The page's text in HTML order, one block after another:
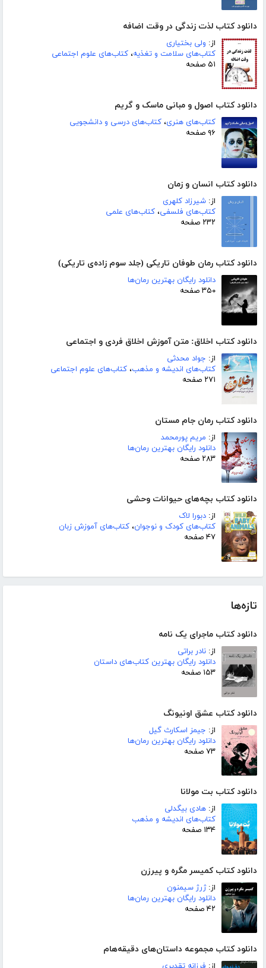
دانلود کتاب لذت زندگی در وقت اضافه
از: ولی بختیاری
کتاب‌های سلامت و تغذیه، کتاب‌های علوم اجتماعی
۵۱ صفحه
دانلود کتاب اصول و مبانی ماسک و گریم
کتاب‌های هنری، کتاب‌های درسی و دانشجویی
۹۶ صفحه
دانلود کتاب انسان و زمان
از: شیرزاد کلهری
کتاب‌های فلسفی، کتاب‌های علمی
۲۳۲ صفحه
دانلود کتاب رمان طوفان تاریکی (جلد سوم زاده‌ی تاریکی)
دانلود رایگان بهترین رمان‌ها
۳۵۰ صفحه
دانلود کتاب اخلاق: متن آموزش اخلاق فردی و اجتماعی
از: جواد محدثی
کتاب‌های اندیشه و مذهب، کتاب‌های علوم اجتماعی
۲۷۱ صفحه
دانلود کتاب رمان جام مستان
از: مریم پورمحمد
دانلود رایگان بهترین رمان‌ها
۲۸۳ صفحه
دانلود کتاب بچه‌های حیوانات وحشی
از: دبورا لاک
کتاب‌های کودک و نوجوان، کتاب‌های آموزش زبان
۴۷ صفحه
تازه‌ها
دانلود کتاب ماجرای یک نامه
از: نادر براتی
دانلود رایگان بهترین کتاب‌های داستان
۱۵۳ صفحه
دانلود کتاب عشق اونیونگ
از: جیمز اسکارث گیل
دانلود رایگان بهترین رمان‌ها
۷۳ صفحه
دانلود کتاب بت مولانا
از: هادی بیگدلی
کتاب‌های اندیشه و مذهب
۱۳۴ صفحه
دانلود کتاب کمیسر مگره و پیرزن
از:ژرژ سیمنون
دانلود رایگان بهترین رمان‌ها
۴۲ صفحه
دانلود کتاب مجموعه داستان‌های دقیقه‌هام